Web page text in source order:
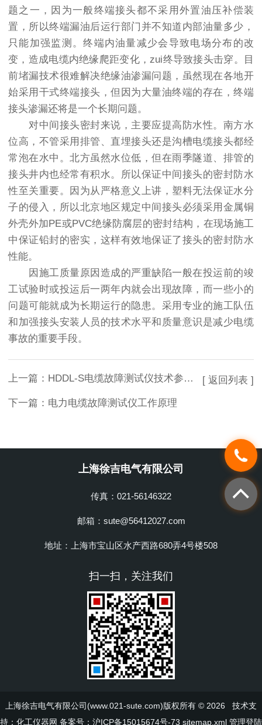
题之一，因为一般终端接头都不采用外置油压补偿装
置，所以终端漏油后运行部门并不知道内部油量多少，
只能加强监测。终端内油量减少会导致电场分布的改
变，造成电缆内绝缘爬距变化，zui终导致接头击穿。目
前堵漏技术很难解决绝缘油渗漏问题，虽然现在各地开
始采用干式终端接头，但因为大量油终端的存在，终端
接头渗漏还将是一个长期问题。
对中间接头密封来说，主要应提高防水性。南方水
位高，不管采用排管、直埋接头还是沟槽电缆接头都经
常泡在水中。北方虽然水位低，但在雨季隧道、排管的
接头井内也经常有积水。所以保证中间接头的密封防水
性至关重要。因为从严格意义上讲，塑料无法保证水分
子的侵入，所以北京地区规定中间接头必须采用金属铜
外壳外加PE或PVC绝缘防腐层的密封结构，在现场施工
中保证铅封的密实，这样有效地保证了接头的密封防水
性能。
因施工质量原因造成的严重缺陷一般在投运前的竣
工试验时或投运后一两年内就会出现故障，而一些小的
问题可能就成为长期运行的隐患。采用专业的施工队伍
和加强接头安装人员的技术水平和质量意识是减少电缆
事故的重要手段。
上一篇： HDDL-S电缆故障测试仪技术参数与多次脉冲技术参数对比
下一篇： 电力电缆故障测试仪工作原理
[ 返回列表 ]
上海徐吉电气有限公司
传真：021-56146322
邮箱：sute@56412027.com
地址：上海市宝山区水产西路680弄4号楼508
扫一扫，关注我们
上海徐吉电气有限公司(www.021-sute.com)版权所有 © 2026 技术支
持： 化工仪器网 备案号：沪ICP备15015674号-73 sitemap.xml 管理登陆